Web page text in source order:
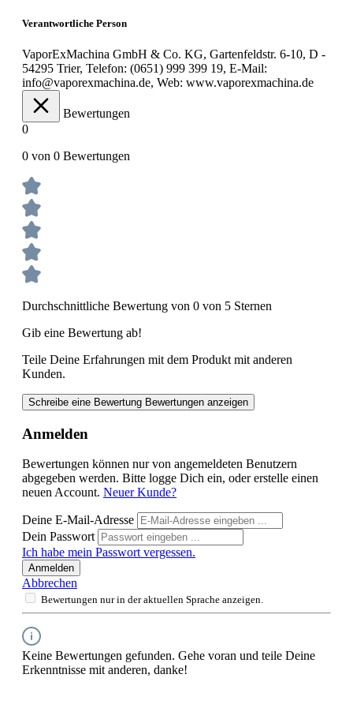
Verantwortliche Person
VaporExMachina GmbH & Co. KG, Gartenfeldstr. 6-10, D -
54295 Trier, Telefon: (0651) 999 399 19, E-Mail:
info@vaporexmachina.de, Web: www.vaporexmachina.de
Bewertungen
0
0 von 0 Bewertungen
Durchschnittliche Bewertung von 0 von 5 Sternen
Gib eine Bewertung ab!
Teile Deine Erfahrungen mit dem Produkt mit anderen
Kunden.
Schreibe eine Bewertung Bewertungen anzeigen
Anmelden
Bewertungen können nur von angemeldeten Benutzern
abgegeben werden. Bitte logge Dich ein, oder erstelle einen
neuen Account. Neuer Kunde?
Deine E-Mail-Adresse
Dein Passwort
Ich habe mein Passwort vergessen.
Anmelden
Abbrechen
Bewertungen nur in der aktuellen Sprache anzeigen.
Keine Bewertungen gefunden. Gehe voran und teile Deine
Erkenntnisse mit anderen, danke!